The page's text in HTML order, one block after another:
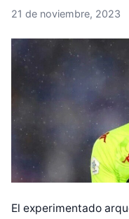
21 de noviembre, 2023
El experimentado